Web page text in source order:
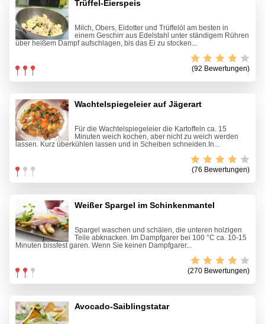
Trüffel-Eierspeis
Milch, Obers, Eidotter und Trüffelöl am besten in
einem Geschirr aus Edelstahl unter ständigem Rühren
über heißem Dampf aufschlagen, bis das Ei zu stocken...
(92 Bewertungen)
Wachtelspiegeleier auf Jägerart
Für die Wachtelspiegeleier die Kartoffeln ca. 15
Minuten weich kochen, aber nicht zu weich werden
lassen. Kurz überkühlen lassen und in Scheiben schneiden.In...
(76 Bewertungen)
Weißer Spargel im Schinkenmantel
Spargel waschen und schälen, die unteren holzigen
Teile abknacken. Im Dampfgarer bei 100 °C ca. 10-15
Minuten bissfest garen. Wenn Sie keinen Dampfgarer...
(270 Bewertungen)
Avocado-Saiblingstatar